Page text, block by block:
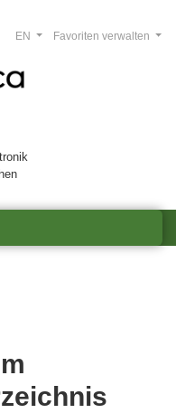
Favoriten verwalten
EN